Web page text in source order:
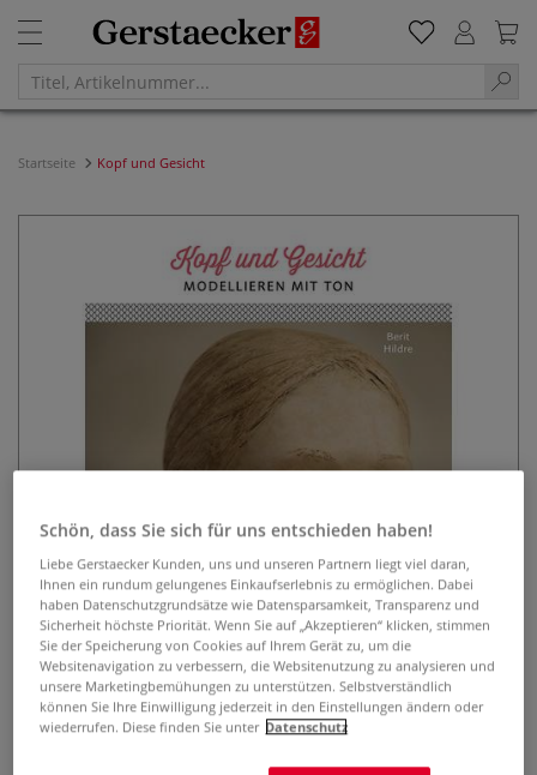
Startseite Kopf und Gesicht
Kopf und Gesicht
Schön, dass Sie sich für uns entschieden haben!
Liebe Gerstaecker Kunden, uns und unseren Partnern liegt viel daran,
Ihnen ein rundum gelungenes Einkaufserlebnis zu ermöglichen. Dabei
haben Datenschutzgrundsätze wie Datensparsamkeit, Transparenz und
Sicherheit höchste Priorität. Wenn Sie auf „Akzeptieren“ klicken, stimmen
Sie der Speicherung von Cookies auf Ihrem Gerät zu, um die
Websitenavigation zu verbessern, die Websitenutzung zu analysieren und
unsere Marketingbemühungen zu unterstützen. Selbstverständlich
können Sie Ihre Einwilligung jederzeit in den Einstellungen ändern oder
wiederrufen. Diese finden Sie unter Datenschutz